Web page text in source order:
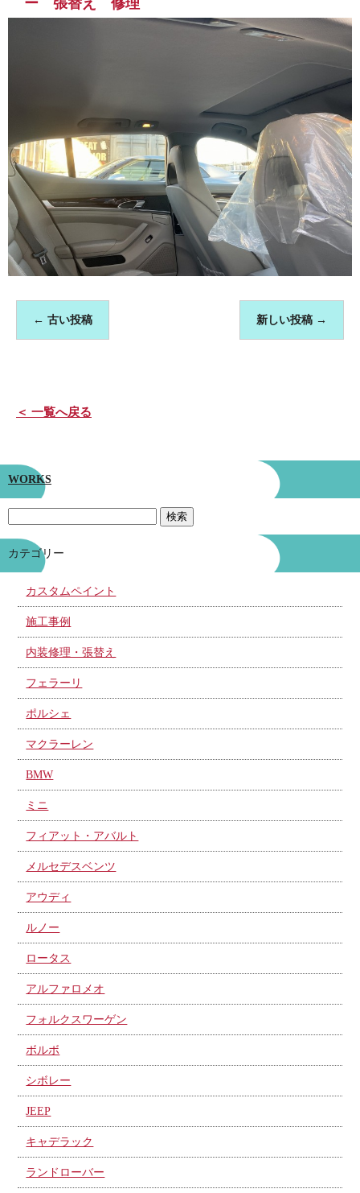
← 古い投稿 新しい投稿 →
＜ 一覧へ戻る
WORKS
カテゴリー
カスタムペイント
施工事例
内装修理・張替え
フェラーリ
ポルシェ
マクラーレン
BMW
ミニ
フィアット・アバルト
メルセデスベンツ
アウディ
ルノー
ロータス
アルファロメオ
フォルクスワーゲン
ボルボ
シボレー
JEEP
キャデラック
ランドローバー